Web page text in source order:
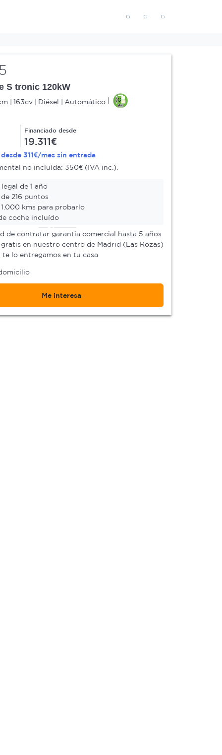
S tronic 120kW
163cv Diésel
Automático
Financiado desde
19.311€
311€/mes sin entrada
no incluída: 350€ (IVA inc.).
de 1 año
216 puntos
1.000 kms para probarlo
coche incluído
de contratar garantía comercial hasta 5 años
gratis en nuestro centro de Madrid (Las Rozas)
te lo entregamos en tu casa
Me interesa